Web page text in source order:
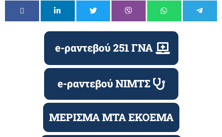
e-ραντεβού 251 ΓΝΑ
e-ραντεβού ΝΙΜΤΣ
ΜΕΡΙΣΜΑ ΜΤΑ ΕΚΟΕΜΑ